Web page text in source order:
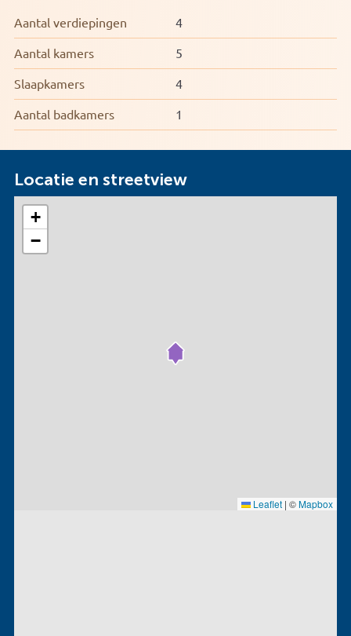
Aantal verdiepingen 4
Aantal kamers 5
Slaapkamers 4
Aantal badkamers 1
Locatie en streetview
+
−
Leaflet | ©Mapbox